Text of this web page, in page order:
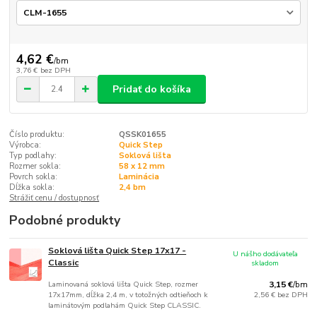
4,62 €/bm
3,76 € bez DPH
Pridať do košíka
Číslo produktu:
QSSK01655
Výrobca:
Quick Step
Typ podlahy:
Soklová lišta
Rozmer sokla:
58 x 12 mm
Povrch sokla:
Laminácia
Dĺžka sokla:
2,4 bm
Strážiť cenu / dostupnosť
Podobné produkty
Soklová lišta Quick Step 17x17 -
Classic
Laminovaná soklová lišta Quick Step, rozmer
17x17mm, dĺžka 2,4 m, v totožných odtieňoch k
laminátovým podlahám Quick Step CLASSIC.
3,15 €/bm
2,56 € bez DPH
U nášho dodávateľa
skladom